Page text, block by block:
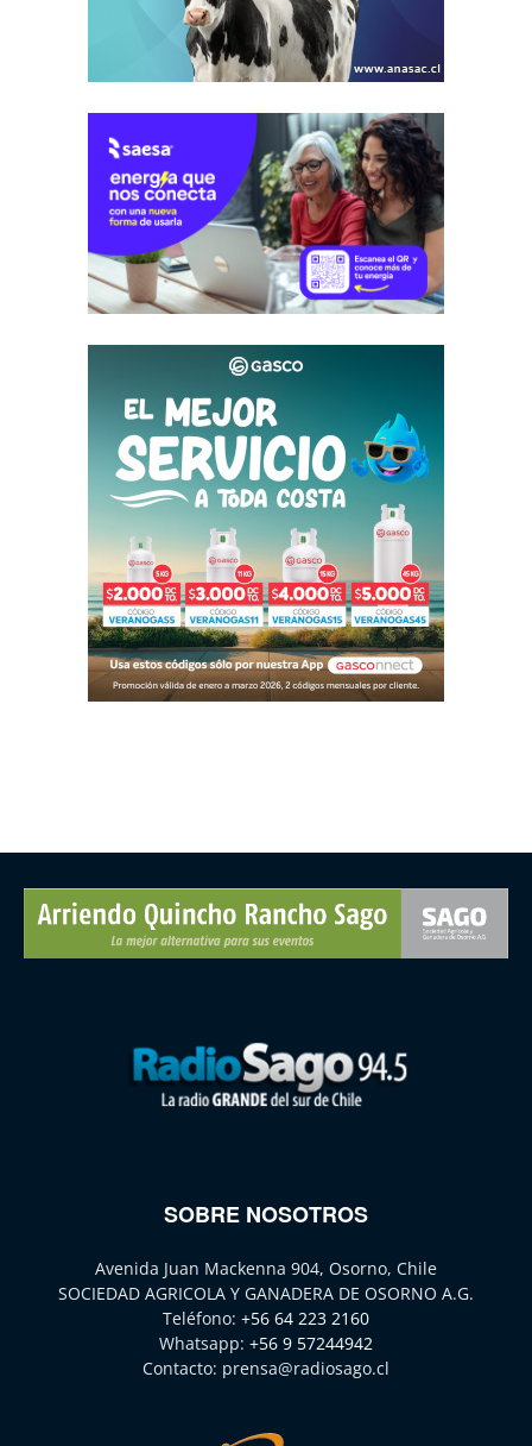
SOBRE NOSOTROS
Avenida Juan Mackenna 904, Osorno, Chile
SOCIEDAD AGRICOLA Y GANADERA DE OSORNO A.G.
Teléfono: +56 64 223 2160
Whatsapp: +56 9 57244942
Contacto: prensa@radiosago.cl